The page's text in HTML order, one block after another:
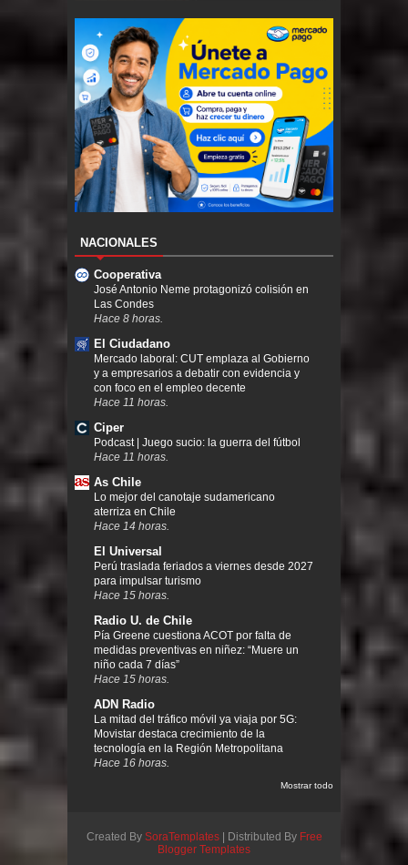
NACIONALES
Cooperativa
José Antonio Neme protagonizó colisión en
Las Condes
Hace 8 horas.
El Ciudadano
Mercado laboral: CUT emplaza al Gobierno
y a empresarios a debatir con evidencia y
con foco en el empleo decente
Hace 11 horas.
Ciper
Podcast | Juego sucio: la guerra del fútbol
Hace 11 horas.
As Chile
Lo mejor del canotaje sudamericano
aterriza en Chile
Hace 14 horas.
El Universal
Perú traslada feriados a viernes desde 2027
para impulsar turismo
Hace 15 horas.
Radio U. de Chile
Pía Greene cuestiona ACOT por falta de
medidas preventivas en niñez: “Muere un
niño cada 7 días”
Hace 15 horas.
ADN Radio
La mitad del tráfico móvil ya viaja por 5G:
Movistar destaca crecimiento de la
tecnología en la Región Metropolitana
Hace 16 horas.
Mostrar todo
Created By SoraTemplates| Distributed By Free
Blogger Templates